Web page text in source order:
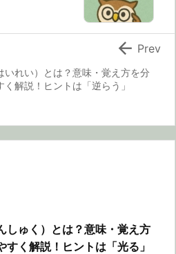
いれい）とは？意味・覚え方を分
く解説！ヒントは「逆らう」
 Prev
しゅく）とは？意味・覚え方
すく解説！ヒントは「光る」